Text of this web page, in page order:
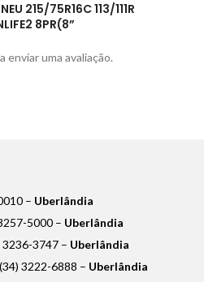
215/75R16C 113/111R
8PR(8”
enviar uma avaliação.
– Uberlândia
5000 – Uberlândia
3236-3747 – Uberlândia
3222-6888 – Uberlândia